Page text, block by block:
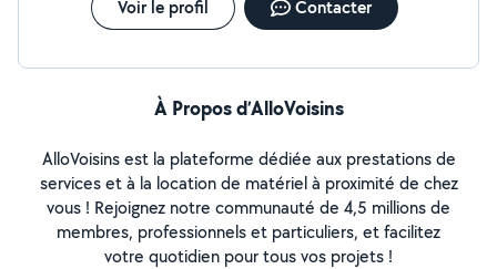
Voir le profil Contacter
À Propos d’AlloVoisins
AlloVoisins est la plateforme dédiée aux prestations de
services et à la location de matériel à proximité de chez
vous ! Rejoignez notre communauté de 4,5 millions de
membres, professionnels et particuliers, et facilitez
votre quotidien pour tous vos projets !